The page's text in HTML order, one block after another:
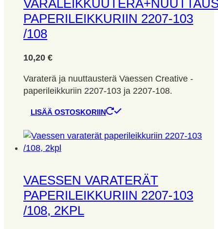
PAPERILEIKKURIIN 2207-103
/108
10,20 €
Varaterä ja nuuttausterä Vaessen Creative -
paperileikkuriin 2207-103 ja 2207-108.
LISÄÄ OSTOSKORIIN
VAESSEN VARATERÄT
PAPERILEIKKURIIN 2207-103
/108, 2KPL